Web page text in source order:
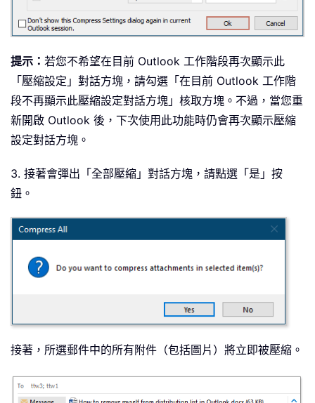
提示： 若您不希望在目前 Outlook 工作階段再次顯示此
「壓縮設定」對話方塊，請勾選「在目前 Outlook 工作階
段不再顯示此壓縮設定對話方塊」核取方塊。不過，當您重
新開啟 Outlook 後，下次使用此功能時仍會再次顯示壓縮
設定對話方塊。
3. 接著會彈出「全部壓縮」對話方塊，請點選「是」按
鈕。
接著，所選郵件中的所有附件（包括圖片）將立即被壓縮。